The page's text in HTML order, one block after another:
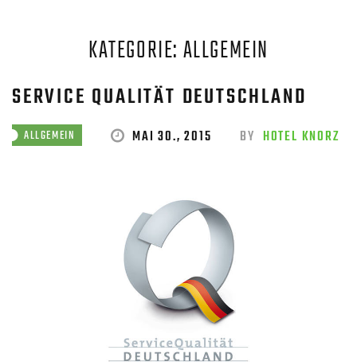
KATEGORIE: ALLGEMEIN
SERVICE QUALITÄT DEUTSCHLAND
ALLGEMEIN MAI 30., 2015 BY HOTEL KNORZ